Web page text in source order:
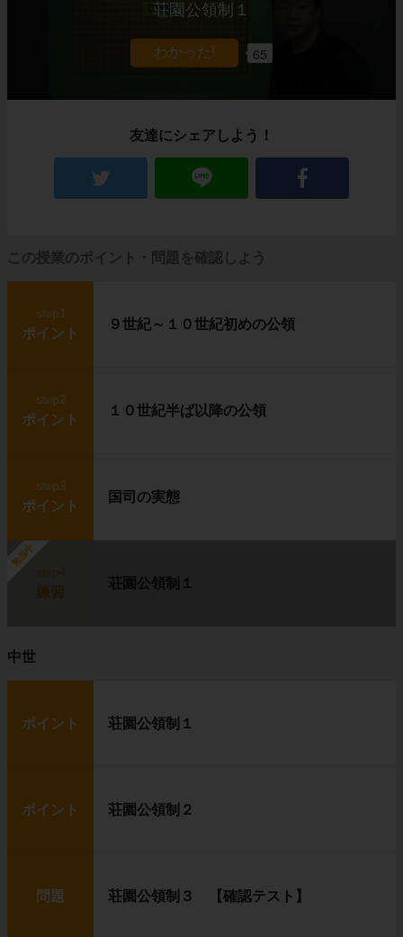
荘園公領制１
65
友達にシェアしよう！
この授業のポイント・問題を確認しよう
step1
ポイント
９世紀～１０世紀初めの公領
step2
ポイント
１０世紀半ば以降の公領
step3
ポイント
国司の実態
勉強中
練習
荘園公領制１
中世
ポイント 荘園公領制１
ポイント 荘園公領制２
問題 荘園公領制３ 【確認テスト】